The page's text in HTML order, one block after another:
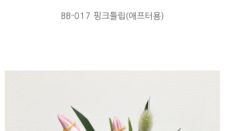
BB-017 핑크튤립(애프터용)